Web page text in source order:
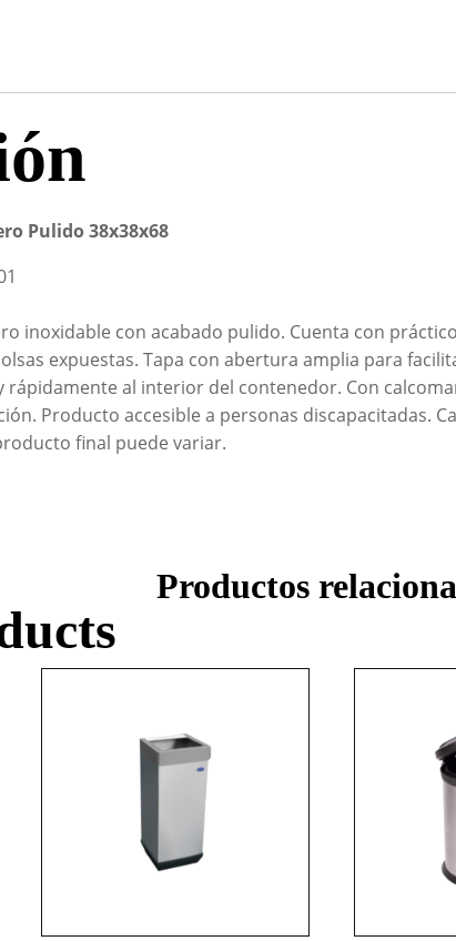
Pulido 38x38x68
inoxidable con acabado pulido. Cuenta con
expuestas. Tapa con abertura amplia para
rápidamente al interior del contenedor. Con
Producto accesible a personas discapacitadas.
final puede variar.
Productos